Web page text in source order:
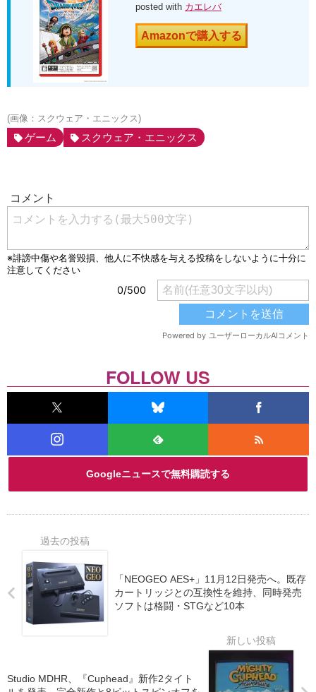
posted with カエレバ
Amazonで購入する
(画像：スクウェア・エニックス)
ゲーム スクウェア・エニックス
Googleニュースで無料購読する
FOLLOW US
「NEOGEO AES+」11月12日発売へ。既存
カートリッジとの互換性を維持、同時発売
ソフトは格闘・STGなど10本
Studio MDHR、『Cuphead』新作2タイト